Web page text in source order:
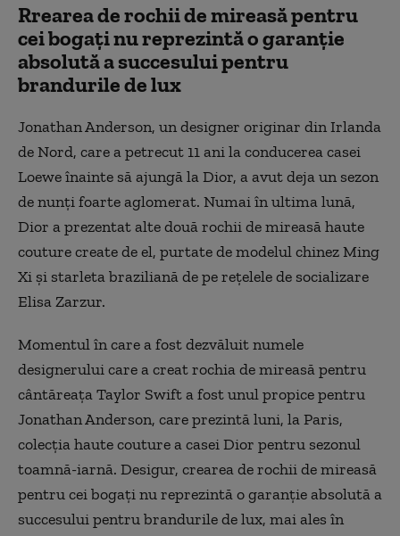
Rrearea de rochii de mireasă pentru
cei bogaţi nu reprezintă o garanţie
absolută a succesului pentru
brandurile de lux
Jonathan Anderson, un designer originar din Irlanda
de Nord, care a petrecut 11 ani la conducerea casei
Loewe înainte să ajungă la Dior, a avut deja un sezon
de nunţi foarte aglomerat. Numai în ultima lună,
Dior a prezentat alte două rochii de mireasă haute
couture create de el, purtate de modelul chinez Ming
Xi şi starleta braziliană de pe reţelele de socializare
Elisa Zarzur.
Momentul în care a fost dezvăluit numele
designerului care a creat rochia de mireasă pentru
cântăreaţa Taylor Swift a fost unul propice pentru
Jonathan Anderson, care prezintă luni, la Paris,
colecţia haute couture a casei Dior pentru sezonul
toamnă-iarnă. Desigur, crearea de rochii de mireasă
pentru cei bogaţi nu reprezintă o garanţie absolută a
succesului pentru brandurile de lux, mai ales în